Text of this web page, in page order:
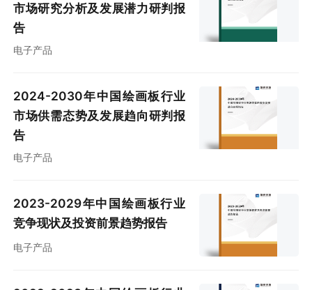
市场研究分析及发展潜力研判报
告
电子产品
2024-2030年中国绘画板行业
市场供需态势及发展趋向研判报
告
电子产品
2023-2029年中国绘画板行业
竞争现状及投资前景趋势报告
电子产品